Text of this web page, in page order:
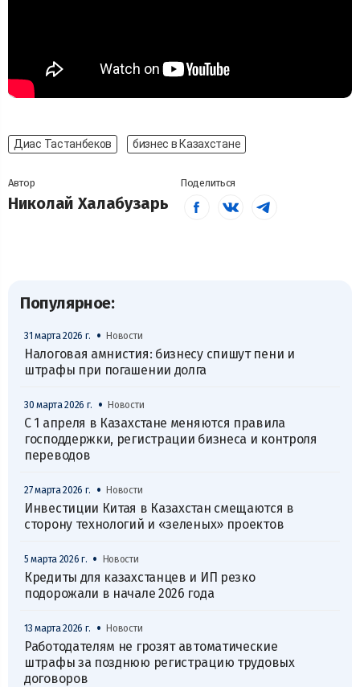
Диас Тастанбеков бизнес в Казахстане
Автор
Николай Халабузарь
Поделиться
Популярное:
31 марта 2026 г. • Новости
Налоговая амнистия: бизнесу спишут пени и
штрафы при погашении долга
30 марта 2026 г. • Новости
С 1 апреля в Казахстане меняются правила
господдержки, регистрации бизнеса и контроля
переводов
27 марта 2026 г. • Новости
Инвестиции Китая в Казахстан смещаются в
сторону технологий и «зеленых» проектов
5 марта 2026 г. • Новости
Кредиты для казахстанцев и ИП резко
подорожали в начале 2026 года
13 марта 2026 г. • Новости
Работодателям не грозят автоматические
штрафы за позднюю регистрацию трудовых
договоров